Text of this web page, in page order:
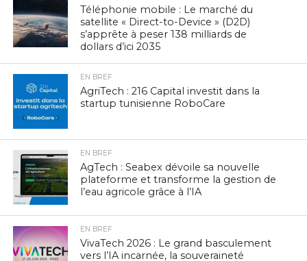
Téléphonie mobile : Le marché du
satellite « Direct-to-Device » (D2D)
s’apprête à peser 138 milliards de
dollars d’ici 2035
EN BREF
AgriTech : 216 Capital investit dans la
startup tunisienne RoboCare
EN BREF
AgTech : Seabex dévoile sa nouvelle
plateforme et transforme la gestion de
l’eau agricole grâce à l’IA
EN BREF
VivaTech 2026 : Le grand basculement
vers l’IA incarnée, la souveraineté